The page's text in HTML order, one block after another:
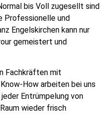
bis Voll zugesellt sind
Professionelle und
Engelskirchen kann nur
gemeistert und
Fachkräften mit
How arbeiten bei uns
Entrümpelung von
wieder frisch